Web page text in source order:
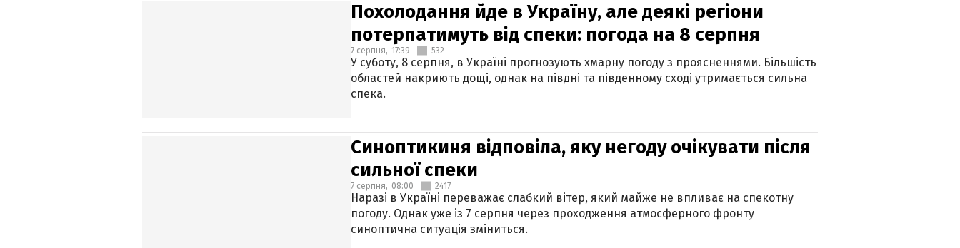
Похолодання йде в Україну, але деякі регіони
потерпатимуть від спеки: погода на 8 серпня
7 серпня, 17:39 532
У суботу, 8 серпня, в Україні прогнозують хмарну погоду з проясненнями. Більшість
областей накриють дощі, однак на півдні та південному сході утримається сильна
спека.
Синоптикиня відповіла, яку негоду очікувати після
сильної спеки
7 серпня, 08:00 2417
Наразі в Україні переважає слабкий вітер, який майже не впливає на спекотну
погоду. Однак уже із 7 серпня через проходження атмосферного фронту
синоптична ситуація зміниться.